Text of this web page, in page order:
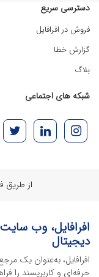
دسترسی سریع
فروش در افرافایل
گزارش خطا
بلاگ
شبکه های اجتماعی
از طریق
افرافایل، وب
دیجیتال
افرافایل، به‌عنوان یک
حرفه‌ای و کاربرپسند را